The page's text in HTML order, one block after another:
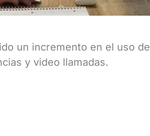
un incremento en el uso de
y video llamadas.